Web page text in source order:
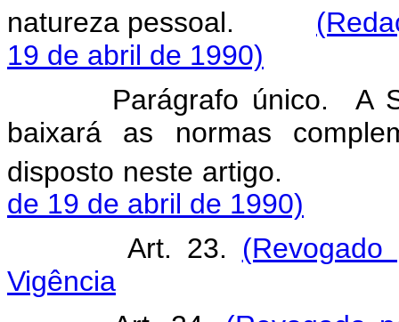
natureza pessoal.
19 de abril de 1990)
Parágrafo único. A
baixará as normas
disposto neste
de 19 de abril de 1990)
Art. 23.
Vigência